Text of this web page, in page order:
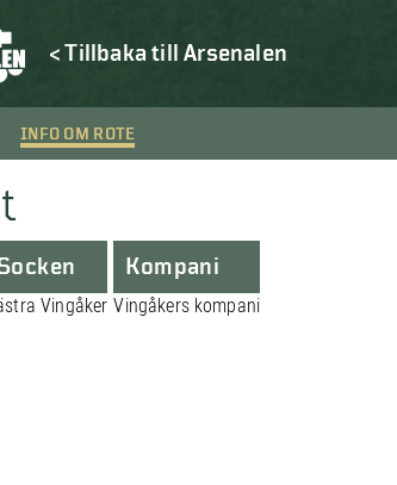
< Tillbaka till Arsenalen
INFO OM ROTE
Vingåker
Kompani
Vingåkers kompani